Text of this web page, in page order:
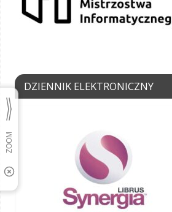
DZIENNIK ELEKTRONICZNY